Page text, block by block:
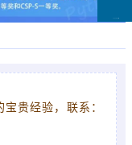
贵经验，联系：